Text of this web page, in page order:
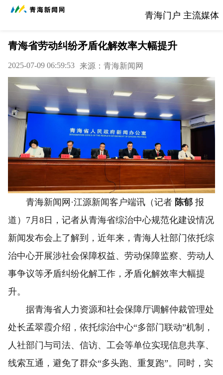
青海门户 主流媒体
青海省劳动纠纷矛盾化解效率大幅提升
2025-07-09 06:59:53 来源：青海新闻网
青海新闻网·江源新闻客户端讯（记者 陈郁 报
道）7月8日，记者从青海省综治中心规范化建设情况
新闻发布会上了解到，近年来，青海 人社部门依托综
治中心开展涉社会保障权益、劳动保障监察、劳动人
事争议等矛盾纠纷化解工作， 矛盾化解效率大幅提
升。
据青海省 人力资源和社会保障厅调解仲裁管理处
处长孟翠霞介绍，依托综治中心“多部门联动”机制，
人社部门与司法、信访、工会等单位实现信息共享、
线索互通，避免了群众“多头跑、重复跑”。同时，实